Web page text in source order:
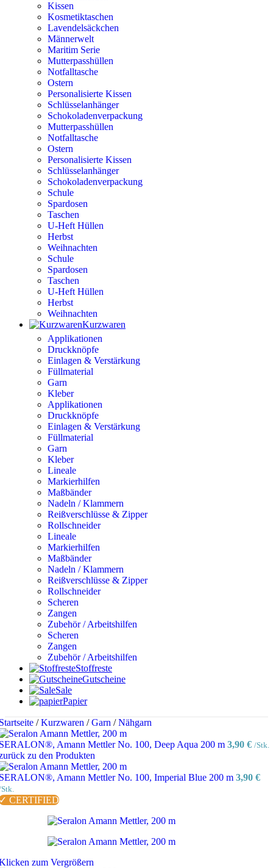
Kissen
Kosmetiktaschen
Lavendelsäckchen
Männerwelt
Maritim Serie
Mutterpasshüllen
Notfalltasche
Ostern
Personalisierte Kissen
Schlüsselanhänger
Schokoladenverpackung
Mutterpasshüllen
Notfalltasche
Ostern
Personalisierte Kissen
Schlüsselanhänger
Schokoladenverpackung
Schule
Spardosen
Taschen
U-Heft Hüllen
Herbst
Weihnachten
Schule
Spardosen
Taschen
U-Heft Hüllen
Herbst
Weihnachten
Kurzwaren
Applikationen
Druckknöpfe
Einlagen & Verstärkung
Füllmaterial
Garn
Kleber
Applikationen
Druckknöpfe
Einlagen & Verstärkung
Füllmaterial
Garn
Kleber
Lineale
Markierhilfen
Maßbänder
Nadeln / Klammern
Reißverschlüsse & Zipper
Rollschneider
Lineale
Markierhilfen
Maßbänder
Nadeln / Klammern
Reißverschlüsse & Zipper
Rollschneider
Scheren
Zangen
Zubehör / Arbeitshilfen
Scheren
Zangen
Zubehör / Arbeitshilfen
Stoffreste
Gutscheine
Sale
Papier
/ Kurzwaren / Garn / Nähgarn
Amann Mettler No. 100, Deep Aqua 200 m 3,90 € /Stk.
zu den Produkten
Amann Mettler No. 100, Imperial Blue 200 m 3,90 €
CERTIFIED
zum Vergrößern